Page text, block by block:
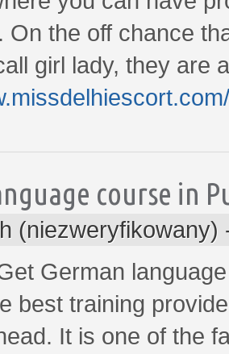
On the off chance
girl lady, they are
course in
(niezweryfikowany)
German
best training
It is one of the